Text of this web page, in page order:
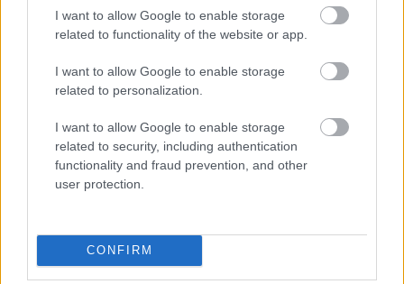
I want to allow Google to enable storage
related to functionality of the website or app.
I want to allow Google to enable storage
related to personalization.
I want to allow Google to enable storage
related to security, including authentication
functionality and fraud prevention, and other
user protection.
CONFIRM
Kapcsolódó hírek
GARY NEVILLE